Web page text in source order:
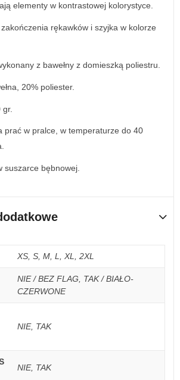
elementy w kontrastowej kolorystyce.
rękawków i szyjka w kolorze
z bawełny z domieszką poliestru.
20% poliester.
prać w pralce, w temperaturze do 40
suszarce bębnowej.
XS, S, M, L, XL, 2XL
NIE / BEZ FLAG, TAK / BIAŁO-
CZERWONE
NIE, TAK
NIE, TAK